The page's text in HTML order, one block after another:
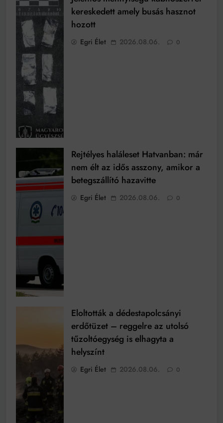
kereskedett amely busás hasznot
hozott
Egri Élet 2026.08.06. 0
Rejtélyes haláleset Hatvanban: már
nem élt az idős asszony, amikor a
betegszállító hazavitte
Egri Élet 2026.08.06. 0
Eloltották a dédestapolcsányi
erdőtüzet – reggelre az utolsó
tűzoltóegység is elhagyta a
helyszínt
Egri Élet 2026.08.06. 0